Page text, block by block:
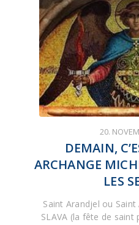
20.
DEMAIN,
ARCHANGE
LES
Saint Arandjel ou
SLAVA (la fête de